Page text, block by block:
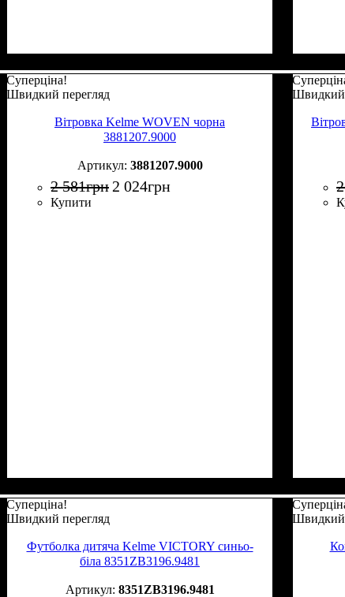
Суперціна!
Швидкий перегляд
Вітровка Kelme WOVEN чорна
3881207.9000
3881207.9000
2 581грн 2 024грн
Купити
Швидкий
Суперціна!
Швидкий перегляд
Футболка дитяча Kelme VICTORY синьо-
біла 8351ZB3196.9481
8351ZB3196.9481
Швидкий